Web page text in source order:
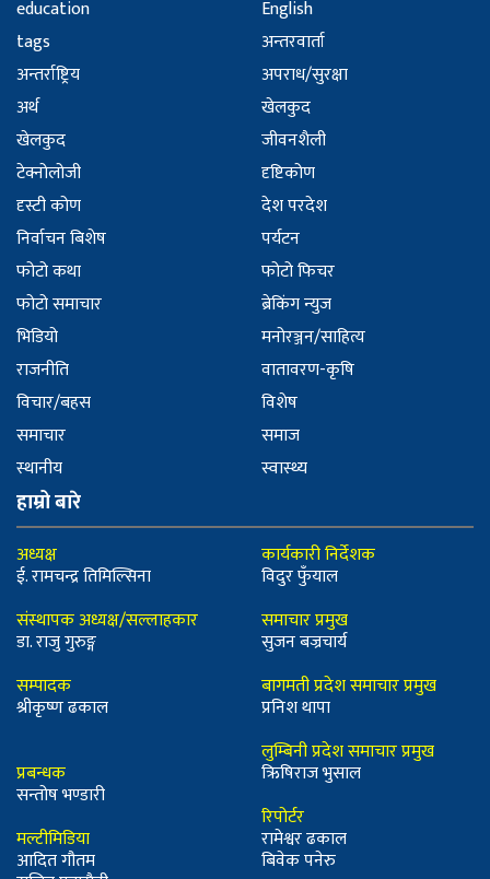
education
English
tags
अन्तरवार्ता
अन्तर्राष्ट्रिय
अपराध/सुरक्षा
अर्थ
खेलकुद
खेलकुद
जीवनशैली
टेक्नोलोजी
दृष्टिकोण
दृस्टी कोण
देश परदेश
निर्वाचन बिशेष
पर्यटन
फोटो कथा
फोटो फिचर
फोटो समाचार
ब्रेकिंग न्युज
भिडियो
मनोरञ्जन/साहित्य
राजनीति
वातावरण-कृषि
विचार/बहस
विशेष
समाचार
समाज
स्थानीय
स्वास्थ्य
हाम्रो बारे
अध्यक्ष
ई. रामचन्द्र तिमिल्सिना
संस्थापक अध्यक्ष/सल्लाहकार
डा. राजु गुरुङ्ग
सम्पादक
श्रीकृष्ण ढकाल
प्रबन्धक
सन्तोष भण्डारी
मल्टीमिडिया
आदित गौतम
कार्यकारी निर्देशक
विदुर फुँयाल
समाचार प्रमुख
सुजन बज्रचार्य
बागमती प्रदेश समाचार प्रमुख
प्रनिश थापा
लुम्बिनी प्रदेश समाचार प्रमुख
ऋिषिराज भुसाल
रिपोर्टर
रामेश्वर ढकाल
बिवेक पनेरु